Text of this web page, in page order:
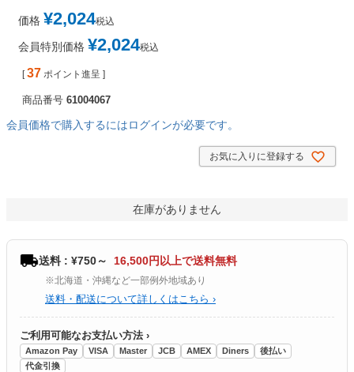
価格 ¥2,024税込
会員特別価格 ¥2,024税込
[ 37 ポイント進呈 ]
商品番号 61004067
会員価格で購入するにはログインが必要です。
お気に入りに登録する
在庫がありません
送料 : ¥750～ 16,500円以上で送料無料
※北海道・沖縄など一部例外地域あり
送料・配送について詳しくはこちら ›
ご利用可能なお支払い方法 ›
Amazon Pay VISA Master JCB AMEX Diners
後払い
代金引換